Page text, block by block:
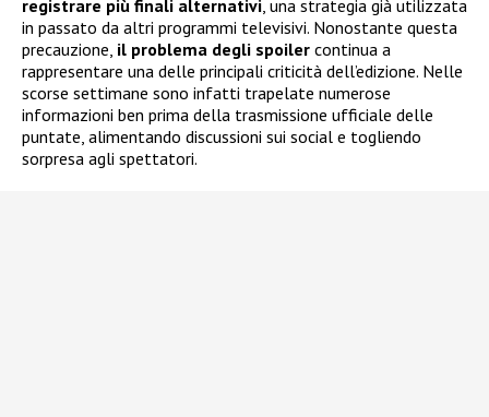
registrare più finali alternativi , una strategia già utilizzata
in passato da altri programmi televisivi. Nonostante questa
precauzione, il problema degli spoiler continua a
rappresentare una delle principali criticità dell’edizione. Nelle
scorse settimane sono infatti trapelate numerose
informazioni ben prima della trasmissione ufficiale delle
puntate, alimentando discussioni sui social e togliendo
sorpresa agli spettatori.